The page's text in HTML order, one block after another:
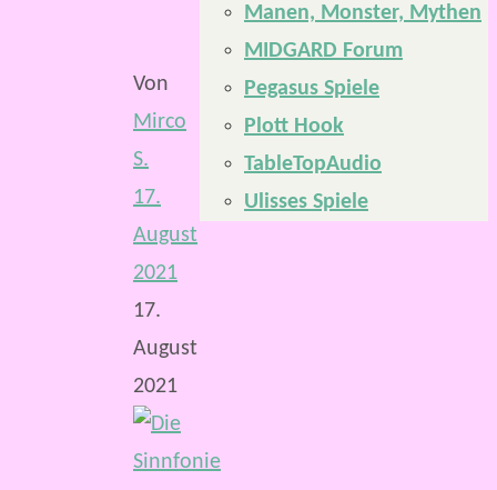
Von
Mirco
S.
17.
August
2021
17.
August
2021
Manen, Monster, Mythen
MIDGARD Forum
Pegasus Spiele
Plott Hook
TableTopAudio
Ulisses Spiele